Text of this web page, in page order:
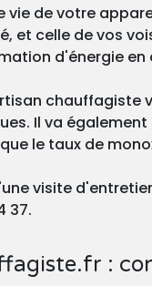
vie de votre
et celle de vos
d'énergie
chauffagiste
Il va
le taux de
visite
37.
: